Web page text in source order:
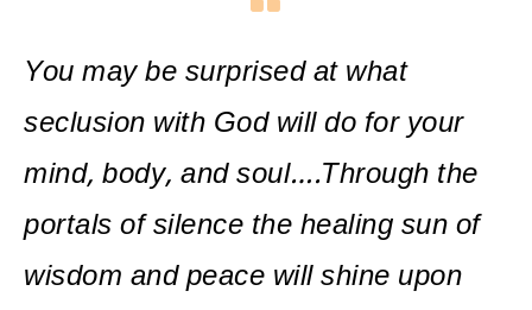
You may be surprised at what
seclusion with God will do for your
mind, body, and soul….Through the
portals of silence the healing sun of
wisdom and peace will shine upon